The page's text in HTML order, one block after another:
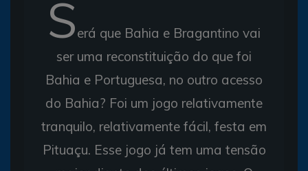
Será que Bahia e Bragantino vai
ser uma reconstituição do que foi
Bahia e Portuguesa, no outro acesso
do Bahia? Foi um jogo relativamente
tranquilo, relativamente fácil, festa em
Pituaçu. Esse jogo já tem uma tensão